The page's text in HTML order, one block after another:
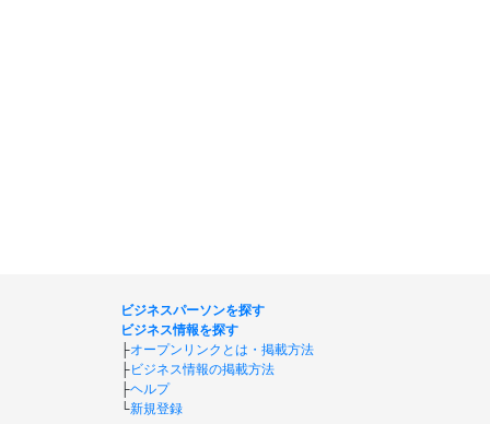
ビジネスパーソンを探す
ビジネス情報を探す
├オープンリンクとは・掲載方法
├ビジネス情報の掲載方法
├ヘルプ
└新規登録